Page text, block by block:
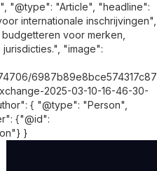
"@type": "Article", "headline":
internationale inschrijvingen",
voor merken,
"image":
2025-03-10-16-46-30-
{ "@type": "Person",
{"@id":
}